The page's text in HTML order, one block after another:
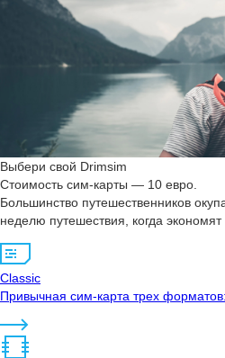
Выбери свой Drimsim
Стоимость сим-карты — 10 евро.
Большинство путешественников
неделю путешествия, когда экономят
Classic
Привычная сим-карта трех